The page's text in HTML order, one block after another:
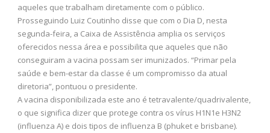
aqueles que trabalham diretamente com o público.
Prosseguindo Luiz Coutinho disse que com o Dia D, nesta
segunda-feira, a Caixa de Assistência amplia os serviços
oferecidos nessa área e possibilita que aqueles que não
conseguiram a vacina possam ser imunizados. “Primar pela
saúde e bem-estar da classe é um compromisso da atual
diretoria”, pontuou o presidente.
A vacina disponibilizada este ano é tetravalente/quadrivalente,
o que significa dizer que protege contra os vírus H1N1e H3N2
(influenza A) e dois tipos de influenza B (phuket e brisbane).